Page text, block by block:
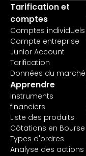
Tarification et
comptes
Comptes individuels
Compte entreprise
Junior Account
Tarification
Données du marché
Apprendre
Instruments
financiers
Liste des produits
Côtations en Bourse
Types d'ordres
Analyse des actions